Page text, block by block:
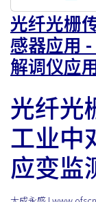
光纤光栅
感器应用
解调仪应
光纤光
工业中
应变监